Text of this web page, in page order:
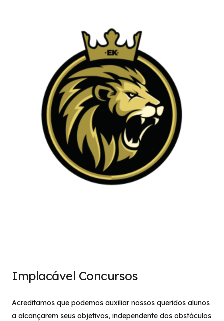
Implacável Concursos
Acreditamos que podemos auxiliar nossos queridos alunos
a alcançarem seus objetivos, independente dos obstáculos